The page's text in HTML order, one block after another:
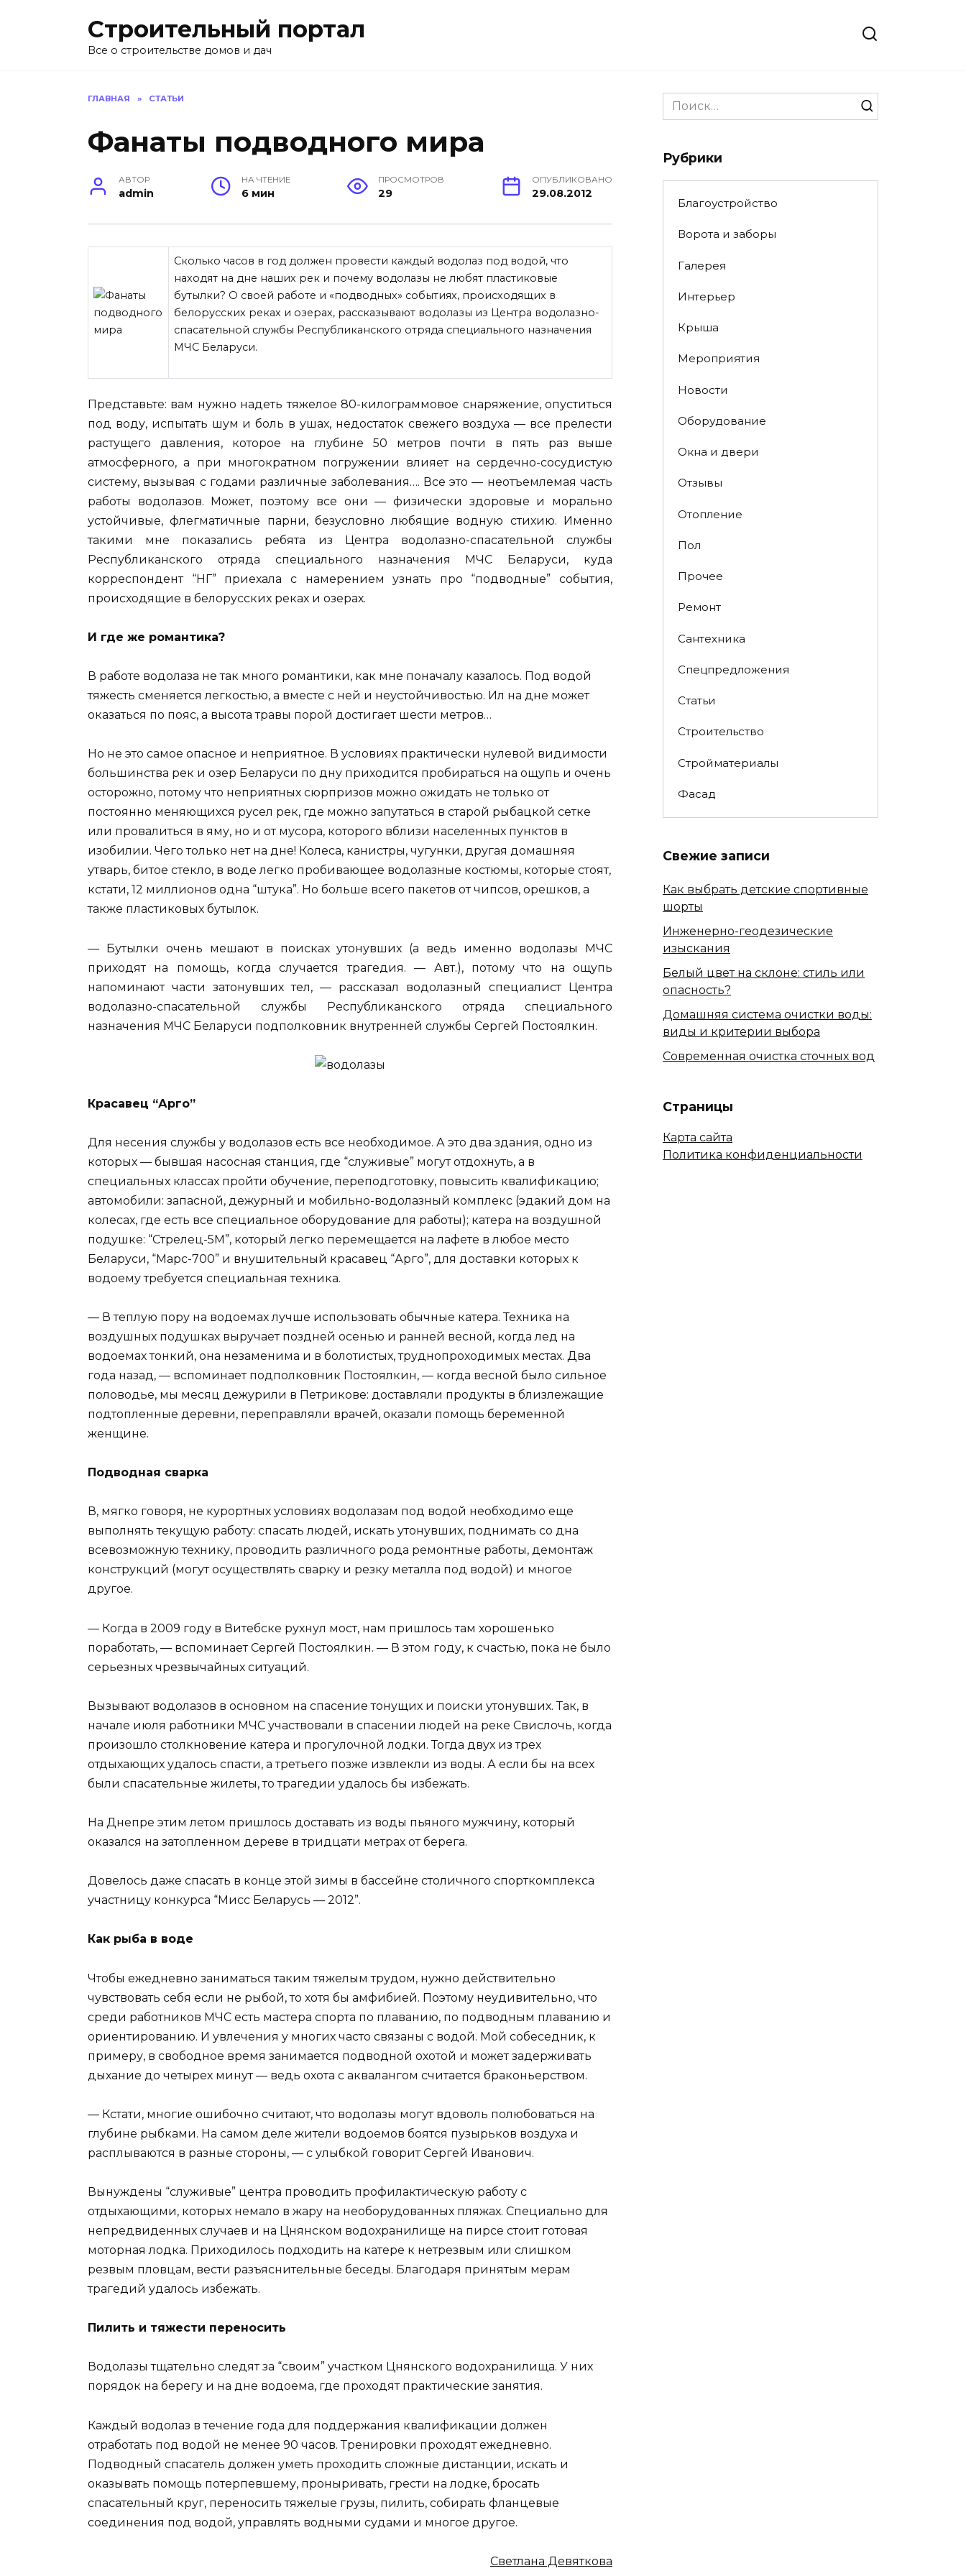
Строительный портал
Все о строительстве домов и дач
ГЛАВНАЯ » СТАТЬИ
Фанаты подводного мира
АВТОР
admin
НА ЧТЕНИЕ
6 мин
ПРОСМОТРОВ
29
ОПУБЛИКОВАНО
29.08.2012
Сколько часов в год должен провести каждый водолаз под водой, что
находят на дне наших рек и почему водолазы не любят пластиковые
бутылки? О своей работе и «подводных» событиях, происходящих в
белорусских реках и озерах, рассказывают водолазы из Центра водолазно-
спасательной службы Республиканского отряда специального назначения
МЧС Беларуси.
Представьте: вам нужно надеть тяжелое 80-килограммовое снаряжение, опуститься
под воду, испытать шум и боль в ушах, недостаток свежего воздуха — все прелести
растущего давления, которое на глубине 50 метров почти в пять раз выше
атмосферного, а при многократном погружении влияет на сердечно-сосудистую
систему, вызывая с годами различные заболевания…. Все это — неотъемлемая часть
работы водолазов. Может, поэтому все они — физически здоровые и морально
устойчивые, флегматичные парни, безусловно любящие водную стихию. Именно
такими мне показались ребята из Центра водолазно-спасательной службы
Республиканского отряда специального назначения МЧС Беларуси, куда
корреспондент “НГ” приехала с намерением узнать про “подводные” события,
происходящие в белорусских реках и озерах.
И где же романтика?
В работе водолаза не так много романтики, как мне поначалу казалось. Под водой
тяжесть сменяется легкостью, а вместе с ней и неустойчивостью. Ил на дне может
оказаться по пояс, а высота травы порой достигает шести метров…
Но не это самое опасное и неприятное. В условиях практически нулевой видимости
большинства рек и озер Беларуси по дну приходится пробираться на ощупь и очень
осторожно, потому что неприятных сюрпризов можно ожидать не только от
постоянно меняющихся русел рек, где можно запутаться в старой рыбацкой сетке
или провалиться в яму, но и от мусора, которого вблизи населенных пунктов в
изобилии. Чего только нет на дне! Колеса, канистры, чугунки, другая домашняя
утварь, битое стекло, в воде легко пробивающее водолазные костюмы, которые стоят,
кстати, 12 миллионов одна “штука”. Но больше всего пакетов от чипсов, орешков, а
также пластиковых бутылок.
— Бутылки очень мешают в поисках утонувших (а ведь именно водолазы МЧС
приходят на помощь, когда случается трагедия. — Авт.), потому что на ощупь
напоминают части затонувших тел, — рассказал водолазный специалист Центра
водолазно-спасательной службы Республиканского отряда специального
назначения МЧС Беларуси подполковник внутренней службы Сергей Постоялкин.
Красавец “Арго”
Для несения службы у водолазов есть все необходимое. А это два здания, одно из
которых — бывшая насосная станция, где “служивые” могут отдохнуть, а в
специальных классах пройти обучение, переподготовку, повысить квалификацию;
автомобили: запасной, дежурный и мобильно-водолазный комплекс (эдакий дом на
колесах, где есть все специальное оборудование для работы); катера на воздушной
подушке: “Стрелец-5М”, который легко перемещается на лафете в любое место
Беларуси, “Марс-700” и внушительный красавец “Арго”, для доставки которых к
водоему требуется специальная техника.
— В теплую пору на водоемах лучше использовать обычные катера. Техника на
воздушных подушках выручает поздней осенью и ранней весной, когда лед на
водоемах тонкий, она незаменима и в болотистых, труднопроходимых местах. Два
года назад, — вспоминает подполковник Постоялкин, — когда весной было сильное
половодье, мы месяц дежурили в Петрикове: доставляли продукты в близлежащие
подтопленные деревни, переправляли врачей, оказали помощь беременной
женщине.
Подводная сварка
В, мягко говоря, не курортных условиях водолазам под водой необходимо еще
выполнять текущую работу: спасать людей, искать утонувших, поднимать со дна
всевозможную технику, проводить различного рода ремонтные работы, демонтаж
конструкций (могут осуществлять сварку и резку металла под водой) и многое
другое.
— Когда в 2009 году в Витебске рухнул мост, нам пришлось там хорошенько
поработать, — вспоминает Сергей Постоялкин. — В этом году, к счастью, пока не было
серьезных чрезвычайных ситуаций.
Вызывают водолазов в основном на спасение тонущих и поиски утонувших. Так, в
начале июля работники МЧС участвовали в спасении людей на реке Свислочь, когда
произошло столкновение катера и прогулочной лодки. Тогда двух из трех
отдыхающих удалось спасти, а третьего позже извлекли из воды. А если бы на всех
были спасательные жилеты, то трагедии удалось бы избежать.
На Днепре этим летом пришлось доставать из воды пьяного мужчину, который
оказался на затопленном дереве в тридцати метрах от берега.
Довелось даже спасать в конце этой зимы в бассейне столичного спорткомплекса
участницу конкурса “Мисс Беларусь — 2012”.
Как рыба в воде
Чтобы ежедневно заниматься таким тяжелым трудом, нужно действительно
чувствовать себя если не рыбой, то хотя бы амфибией. Поэтому неудивительно, что
среди работников МЧС есть мастера спорта по плаванию, по подводным плаванию и
ориентированию. И увлечения у многих часто связаны с водой. Мой собеседник, к
примеру, в свободное время занимается подводной охотой и может задерживать
дыхание до четырех минут — ведь охота с аквалангом считается браконьерством.
— Кстати, многие ошибочно считают, что водолазы могут вдоволь полюбоваться на
глубине рыбками. На самом деле жители водоемов боятся пузырьков воздуха и
расплываются в разные стороны, — с улыбкой говорит Сергей Иванович.
Вынуждены “служивые” центра проводить профилактическую работу с
отдыхающими, которых немало в жару на необорудованных пляжах. Специально для
непредвиденных случаев и на Цнянском водохранилище на пирсе стоит готовая
моторная лодка. Приходилось подходить на катере к нетрезвым или слишком
резвым пловцам, вести разъяснительные беседы. Благодаря принятым мерам
трагедий удалось избежать.
Пилить и тяжести переносить
Водолазы тщательно следят за “своим” участком Цнянского водохранилища. У них
порядок на берегу и на дне водоема, где проходят практические занятия.
Каждый водолаз в течение года для поддержания квалификации должен
отработать под водой не менее 90 часов. Тренировки проходят ежедневно.
Подводный спасатель должен уметь проходить сложные дистанции, искать и
оказывать помощь потерпевшему, проныривать, грести на лодке, бросать
спасательный круг, переносить тяжелые грузы, пилить, собирать фланцевые
соединения под водой, управлять водными судами и многое другое.
Светлана Девяткова
Search
for:
Рубрики
Благоустройство
Ворота и заборы
Галерея
Интерьер
Крыша
Мероприятия
Новости
Оборудование
Окна и двери
Отзывы
Отопление
Пол
Прочее
Ремонт
Сантехника
Спецпредложения
Статьи
Строительство
Стройматериалы
Фасад
Свежие записи
Как выбрать детские спортивные
шорты
Инженерно-геодезические
изыскания
Белый цвет на склоне: стиль или
опасность?
Домашняя система очистки воды:
виды и критерии выбора
Современная очистка сточных вод
Страницы
Карта сайта
Политика конфиденциальности